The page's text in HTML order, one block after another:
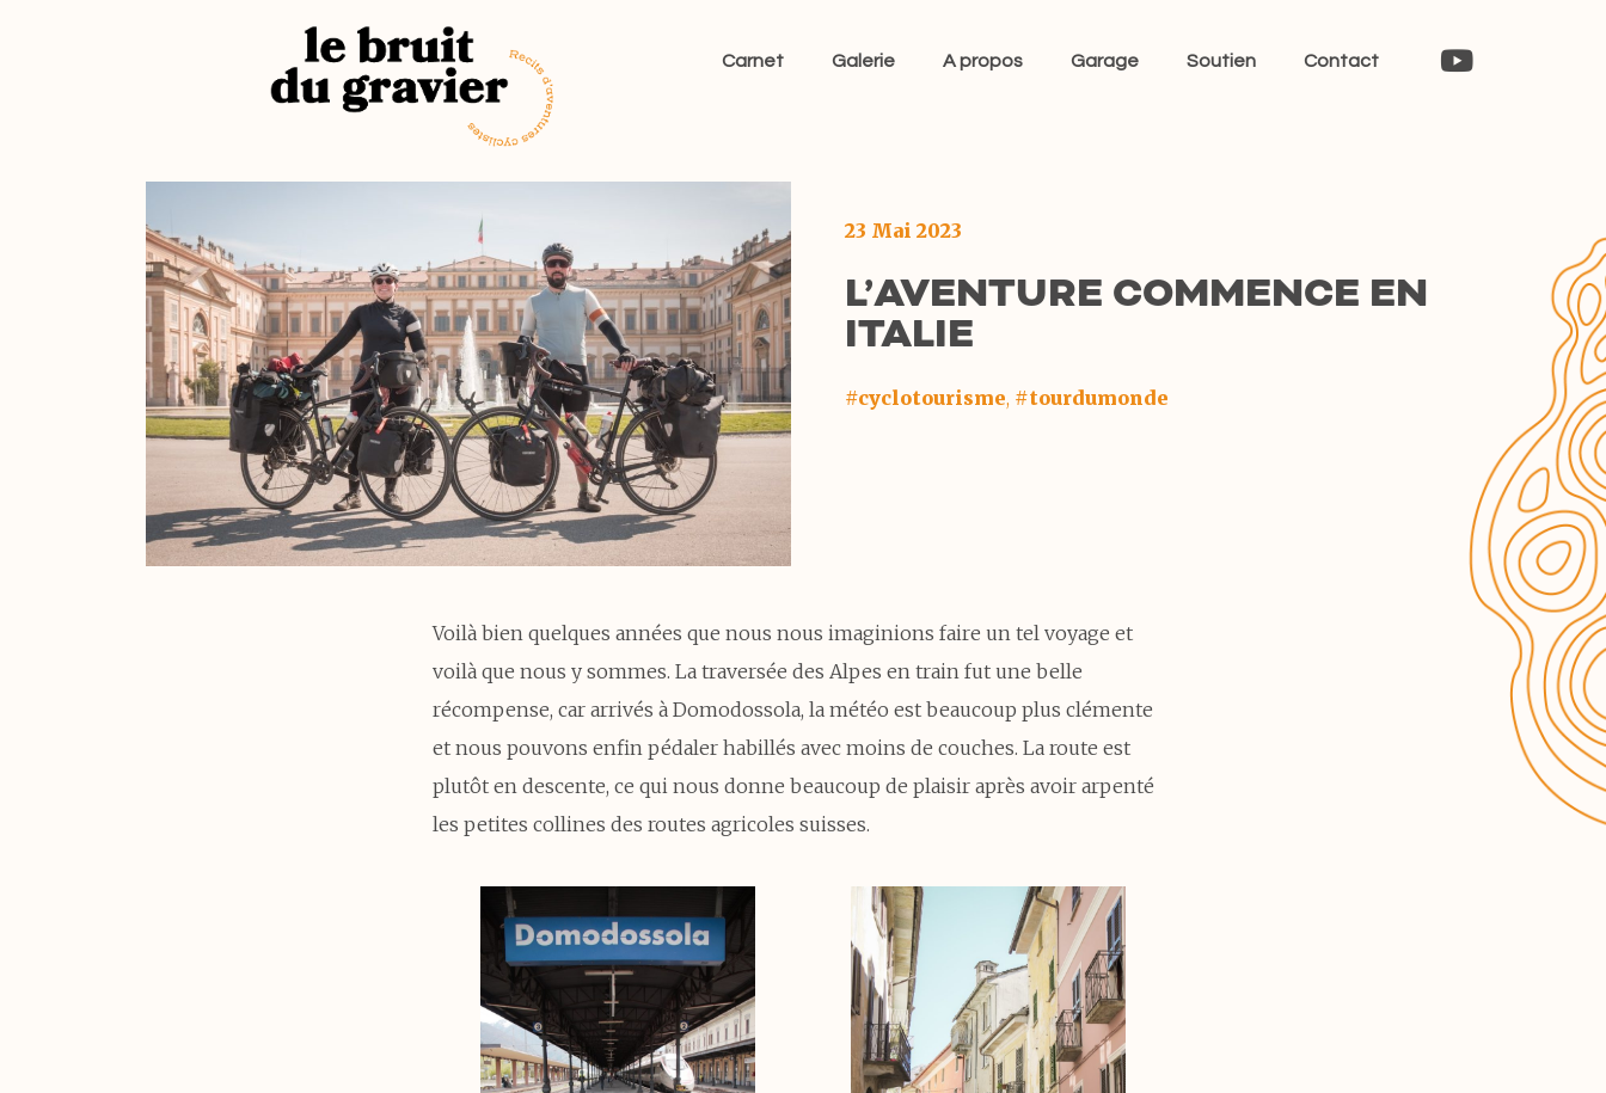
Carnet Galerie A propos Garage Soutien Contact
23 Mai 2023
L’AVENTURE COMMENCE EN
ITALIE
#cyclotourisme, #tourdumonde
Voilà bien quelques années que nous nous imaginions faire un tel voyage et
voilà que nous y sommes. La traversée des Alpes en train fut une belle
récompense, car arrivés à Domodossola, la météo est beaucoup plus clémente
et nous pouvons enfin pédaler habillés avec moins de couches. La route est
plutôt en descente, ce qui nous donne beaucoup de plaisir après avoir arpenté
les petites collines des routes agricoles suisses.